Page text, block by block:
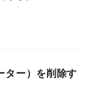
ター）を削除す